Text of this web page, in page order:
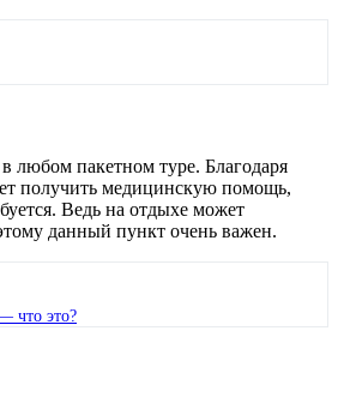
любом пакетном туре. Благодаря
получить медицинскую помощь,
Ведь на отдыхе может
данный пункт очень важен.
что это?